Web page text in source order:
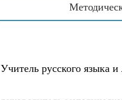
Учитель русского языка